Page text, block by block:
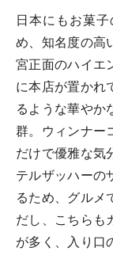
日本にもお菓
め、知名度の高
宮正面のハイエ
に本店が置かれ
るような華やか
群。ウィンナー
だけで優雅な気
テルザッハーの
るため、グルメ
だし、こちらも
が多く、入り口